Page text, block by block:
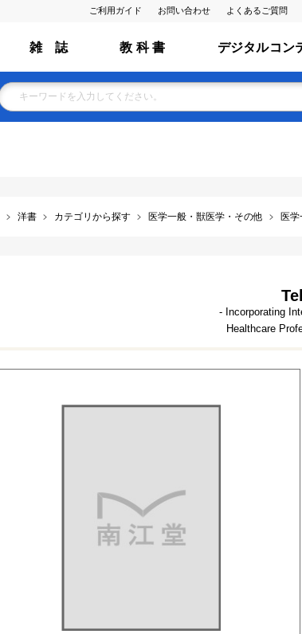
ご利用ガイド お問い合わせ よくあるご質問
雑 誌 教 科 書 デジタルコン
洋書 カテゴリから探す 医学一般・獣医学・その他 医学
- Incorporating
Healthcare